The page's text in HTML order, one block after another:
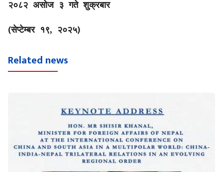
२०८२ असोज ३ गते शुक्रबार
(सेप्टेम्बर १९, २०२५)
Related news